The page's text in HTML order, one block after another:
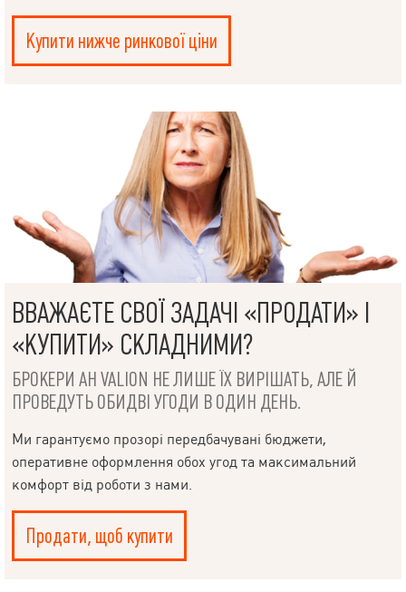
Купити нижче ринкової ціни
ВВАЖАЄТЕ СВОЇ ЗАДАЧІ «ПРОДАТИ» І
«КУПИТИ» СКЛАДНИМИ?
БРОКЕРИ АН VALION НЕ ЛИШЕ ЇХ ВИРІШАТЬ, АЛЕ Й
ПРОВЕДУТЬ ОБИДВІ УГОДИ В ОДИН ДЕНЬ.
Ми гарантуємо прозорі передбачувані бюджети,
оперативне оформлення обох угод та максимальний
комфорт від роботи з нами.
Продати, щоб купити